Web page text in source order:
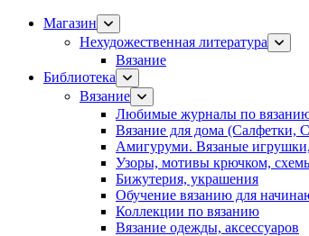
Магазин
Нехудожественная литература
Вязание
Библиотека
Вязание
Любимые журналы по
Вязание для дома (Салфетки,
Амигуруми. Вязаные
Узоры, мотивы крючком,
Бижутерия, украшения
Обучение вязанию для
Коллекции по вязанию
Вязание одежды, аксессуаров